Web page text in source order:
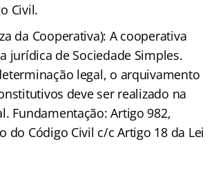
Civil.
da Cooperativa): A cooperativa
jurídica de Sociedade Simples.
legal, o arquivamento
deve ser realizado na
Fundamentação: Artigo 982,
do Código Civil c/c Artigo 18 da Lei